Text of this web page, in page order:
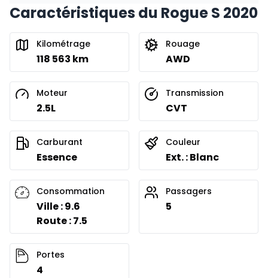
Caractéristiques du Rogue S 2020
Kilométrage
118 563 km
Rouage
AWD
Moteur
2.5L
Transmission
CVT
Carburant
Essence
Couleur
Ext. : Blanc
Consommation
Ville : 9.6
Route : 7.5
Passagers
5
Portes
4